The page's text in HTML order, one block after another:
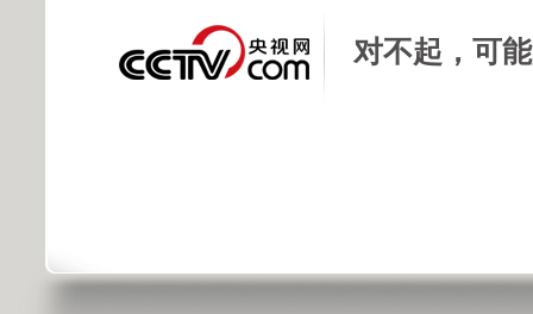
对不起，可